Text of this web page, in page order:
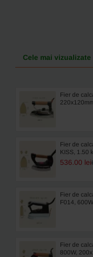
Cele mai vizualizate
Fier de
Fier de
KISS, 1.50
536.00 lei
Fier de
F014,
Fier de
800W,